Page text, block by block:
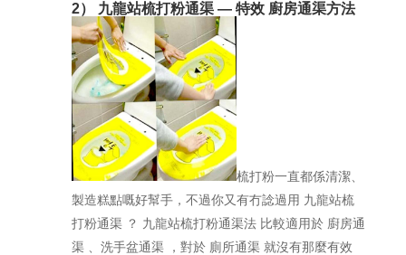
2） 九龍站梳打粉通渠 — 特效 廚房通渠方法
梳打粉一直都係清潔、
製造糕點嘅好幫手，不過你又有冇諗過用 九龍站梳
打粉通渠 ？ 九龍站梳打粉通渠法 比較適用於 廚房通
渠 、洗手盆通渠 ，對於 廁所通渠 就沒有那麼有效